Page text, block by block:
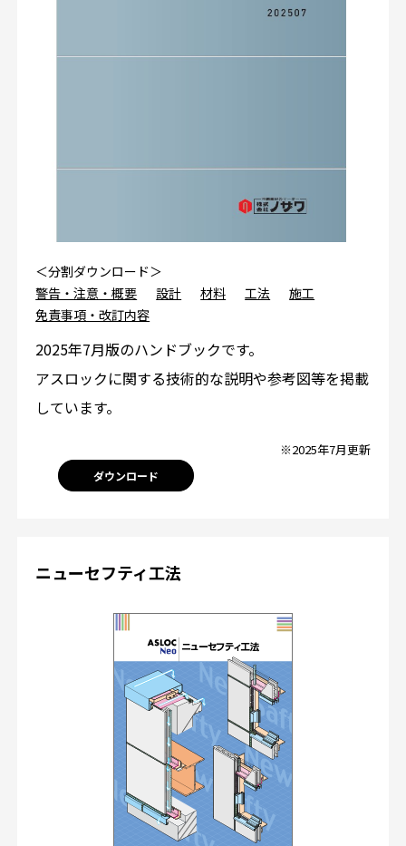
＜分割ダウンロード＞
警告・注意・概要
設計 材料 工法
施工
免責事項・改訂内容
2025年7月版のハンドブックです。
アスロックに関する技術的な説明や参考図等を掲載
しています。
※2025年7月更新
ダウンロード
ニューセフティ工法